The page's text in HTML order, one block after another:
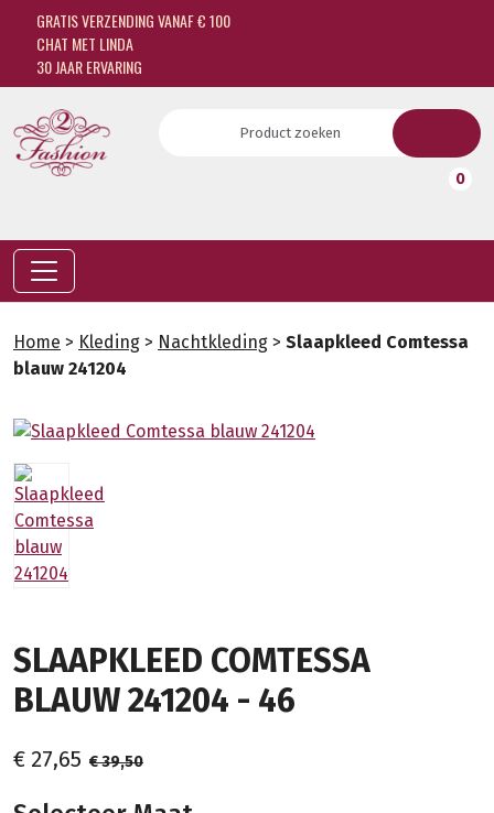
GRATIS VERZENDING VANAF € 100
CHAT MET LINDA
30 JAAR ERVARING
0
Home > Kleding > Nachtkleding > Slaapkleed Comtessa
blauw 241204
SLAAPKLEED COMTESSA
BLAUW 241204 - 46
€ 27,65 € 39,50